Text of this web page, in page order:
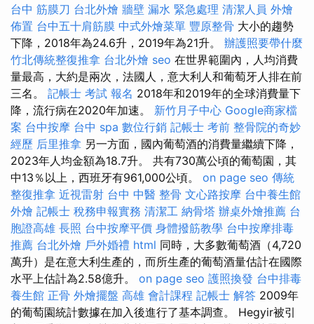
台中 筋膜刀 台北外燴 牆壁 漏水 緊急處理 清潔人員 外燴
佈置 台中五十肩筋膜 中式外燴菜單 豐原整骨 大小的趨勢
下降，2018年為24.6升，2019年為21升。 辦護照要帶什麼
竹北傳統整復推拿 台北外燴 seo 在世界範圍內，人均消費
量最高，大約是兩次，法國人，意大利人和葡萄牙人排在前
三名。 記帳士 考試 報名 2018年和2019年的全球消費量下
降，流行病在2020年加速。 新竹月子中心 Google商家檔
案 台中按摩 台中 spa 數位行銷 記帳士 考前 整骨院的奇妙
經歷 后里推拿 另一方面，國內葡萄酒的消費量繼續下降，
2023年人均金額為18.7升。 共有730萬公頃的葡萄園，其
中13％以上，西班牙有961,000公頃。 on page seo 傳統
整復推拿 近視雷射 台中 中醫 整骨 文心路按摩 台中養生館
外燴 記帳士 稅務申報實務 清潔工 納骨塔 辦桌外燴推薦 台
胞證高雄 長照 台中按摩平價 身體撥筋教學 台中按摩排毒
推薦 台北外燴 戶外婚禮 html 同時，大多數葡萄酒（4,720
萬升）是在意大利生產的，而所生產的葡萄酒量估計在國際
水平上估計為2.58億升。 on page seo 護照換發 台中排毒
養生館 正骨 外燴擺盤 高雄 會計課程 記帳士 解答 2009年
的葡萄園統計數據在加入後進行了基本調查。 Hegyir被引